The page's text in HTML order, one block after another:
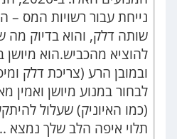
נייחת עבור רשויות המס –
שותה דלק, והוא בדיוק
להוציא מהכביש.הוא מיושן
ובמובן הרע (צריכת דלק
לבחור במנוע מיושן
(כמו האיוניק) שעלול
תלוי איפה הלב שלך נמצא